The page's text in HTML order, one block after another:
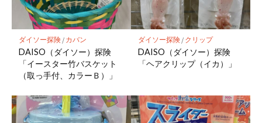
ダイソー探険/ カバン
DAISO（ダイソー）探険
「イースター竹バスケット
（取っ手付、カラーＢ）」
ダイソー探険/ クリップ
DAISO（ダイソー）探険
「ヘアクリップ（イカ）」